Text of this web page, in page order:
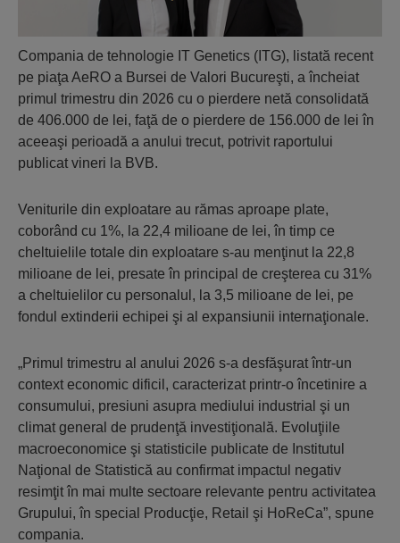
Compania de tehnologie IT Genetics (ITG), listată recent
pe piaţa AeRO a Bursei de Valori Bucureşti, a încheiat
primul trimestru din 2026 cu o pierdere netă consolidată
de 406.000 de lei, faţă de o pierdere de 156.000 de lei în
aceeaşi perioadă a anului trecut, potrivit raportului
publicat vineri la BVB.
Veniturile din exploatare au rămas aproape plate,
coborând cu 1%, la 22,4 milioane de lei, în timp ce
cheltuielile totale din exploatare s-au menţinut la 22,8
milioane de lei, presate în principal de creşterea cu 31%
a cheltuielilor cu personalul, la 3,5 milioane de lei, pe
fondul extinderii echipei şi al expansiunii internaţionale.
„Primul trimestru al anului 2026 s-a desfăşurat într-un
context economic dificil, caracterizat printr-o încetinire a
consumului, presiuni asupra mediului industrial şi un
climat general de prudenţă investiţională. Evoluţiile
macroeconomice şi statisticile publicate de Institutul
Naţional de Statistică au confirmat impactul negativ
resimţit în mai multe sectoare relevante pentru activitatea
Grupului, în special Producţie, Retail şi HoReCa”, spune
compania.